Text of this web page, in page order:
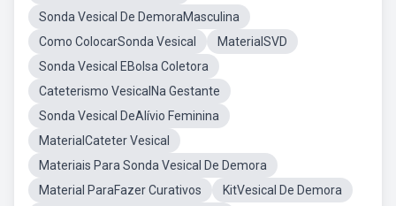
Sonda Vesical De DemoraMasculina
Como ColocarSonda Vesical
MaterialSVD
Sonda Vesical EBolsa Coletora
Cateterismo VesicalNa Gestante
Sonda Vesical DeAlívio Feminina
MaterialCateter Vesical
Materiais Para Sonda Vesical De Demora
Material ParaFazer Curativos
KitVesical De Demora